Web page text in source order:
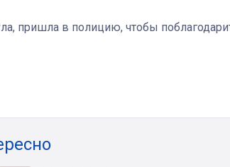
пришла в полицию, чтобы